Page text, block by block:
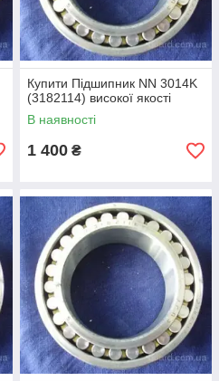
Купити Підшипник NN 3014K
(3182114) високої якості
В наявності
1 400 ₴